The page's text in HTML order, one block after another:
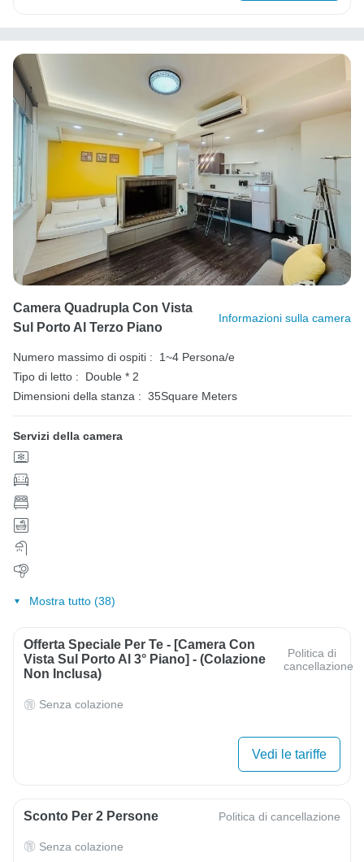
Camera Quadrupla Con Vista
Sul Porto Al Terzo Piano
Informazioni sulla camera
Numero massimo di ospiti :
1~4 Persona/e
Tipo di letto :
Double * 2
Dimensioni della stanza : 35Square Meters
Servizi della camera
Mostra tutto (38)
Offerta Speciale Per Te - [Camera Con
Vista Sul Porto Al 3° Piano] - (Colazione
Non Inclusa)
Politica di
cancellazione
Senza colazione
Vedi le tariffe
Sconto Per 2 Persone Politica di cancellazione
Senza colazione